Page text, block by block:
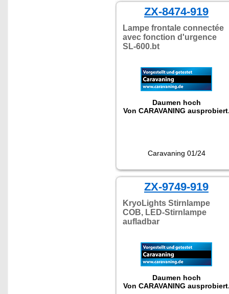
ZX-8474-919
Lampe frontale connectée
avec fonction d'urgence
SL-600.bt
Daumen hoch
Von CARAVANING
Caravaning 01/24
ZX-9749-919
KryoLights Stirnlampe
COB, LED-Stirnlampe
aufladbar
Daumen hoch
Von CARAVANING